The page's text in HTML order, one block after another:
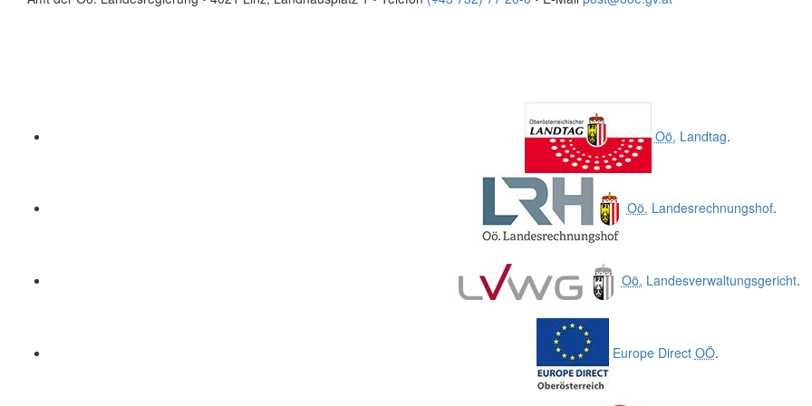
Oö. Landtag.
Oö. Landesrechnungshof.
Oö. Landesverwaltungsgericht.
Europe Direct OÖ.